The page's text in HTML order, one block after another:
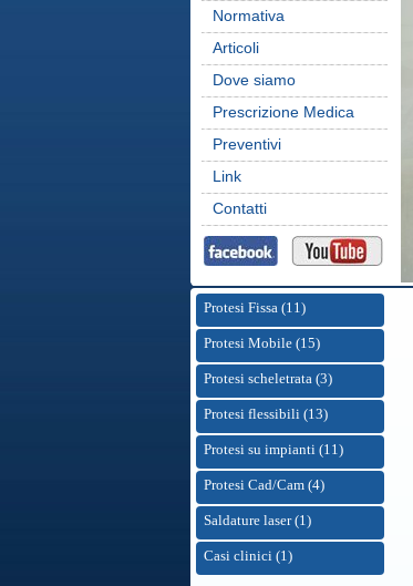
Normativa
Articoli
Dove siamo
Prescrizione Medica
Preventivi
Link
Contatti
Protesi Fissa (11)
Protesi Mobile (15)
Protesi scheletrata (3)
Protesi flessibili (13)
Protesi su impianti (11)
Protesi Cad/Cam (4)
Saldature laser (1)
Casi clinici (1)